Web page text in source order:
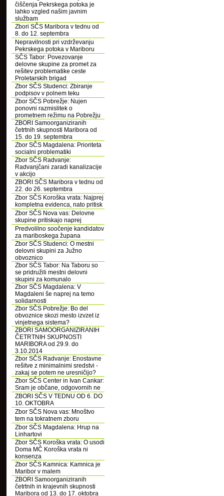
čiščenja Pekrskega potoka je
lahko vzgled našim javnim
službam
Zbori SČS Maribora v tednu od
8. do 12. septembra
Nepravilnosti pri vzdrževanju
Pekrskega potoka v Mariboru
SČS Tabor: Povezovanje
delovne skupine za promet za
rešitev problematike ceste
Proletarskih brigad
Zbor SČS Studenci: Zbiranje
podpisov v polnem teku
Zbor SČS Pobrežje: Nujen
ponovni razmislitek o
prometnem režimu na Pobrežju
ZBORI Samoorganiziranih
četrtnih skupnosti Maribora od
15. do 19. septembra
Zbor SČS Magdalena: Prioriteta
socialni problematiki
Zbor SČS Radvanje:
Radvanjčani zaradi kanalizacije
v akcijo
ZBORI SČS Maribora v tednu od
22. do 26. septembra
Zbor SČS Koroška vrata: Najprej
kompletna evidenca, nato pritisk
Zbor SČS Nova vas: Delovne
skupine pritiskajo naprej
Predvolilno soočenje kandidatov
za mariboskega župana
Zbor SČS Studenci: O mestni
delovni skupini za Južno
obvoznico
Zbor SČS Tabor: Na Taboru so
se pridružili mestni delovni
skupini za komunalo
Zbor SČS Magdalena: V
Magdaleni še naprej na temo
solidarnosti
Zbor SČS Pobrežje: Bo del
obvoznice skozi mesto izvzet iz
vinjetnega sistema?
ZBORI SAMOORGANIZIRANIH
ČETRTNIH SKUPNOSTI
MARIBORA od 29.9. do
3.10.2014
Zbor SČS Radvanje: Enostavne
rešitve z minimalnimi sredstvi -
zakaj se potem ne uresničijo?
Zbor SČS Center in Ivan Cankar:
Sram je občane, odgovornih ne
ZBORI SČS V TEDNU OD 6. DO
10. OKTOBRA
Zbor SČS Nova vas: Mnoštvo
tem na tokratnem zboru
Zbor SČS Magdalena: Hrup na
Linhartovi
Zbor SČS Koroška vrata: O usodi
Doma MČ Koroška vrata ni
konsenza
Zbor SČS Kamnica: Kamnica je
Maribor v malem
ZBORI Samoorganiziranih
četrtnih in krajevnih skupnosti
Maribora od 13. do 17. oktobra